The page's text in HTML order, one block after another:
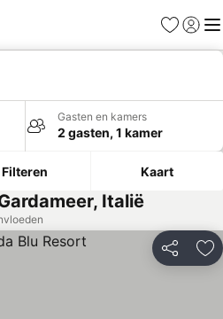
Favorieten
Gasten en kamers
2 gasten, 1 kamer
Filteren Kaart
Italië
Delen